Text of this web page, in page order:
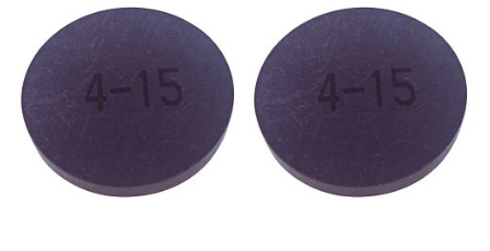
WISHCOMPARE
WISHCOMPARE